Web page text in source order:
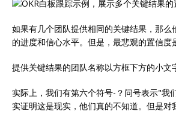
如果有几个团队提供相同的关键结果，那么
的进度和信心水平。但是，最悲观的置信度
提供关键结果的团队名称以方框下方的小文
实际上，我们有第六个符号-？问号表示"我
实证明这是现实，他们真的不知道。但是对